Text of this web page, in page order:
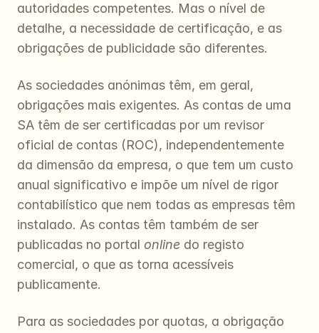
autoridades competentes. Mas o nível de
detalhe, a necessidade de certificação, e as
obrigações de publicidade são diferentes.
As sociedades anónimas têm, em geral,
obrigações mais exigentes. As contas de uma
SA têm de ser certificadas por um revisor
oficial de contas (ROC), independentemente
da dimensão da empresa, o que tem um custo
anual significativo e impõe um nível de rigor
contabilístico que nem todas as empresas têm
instalado. As contas têm também de ser
publicadas no portal online do registo
comercial, o que as torna acessíveis
publicamente.
Para as sociedades por quotas, a obrigação